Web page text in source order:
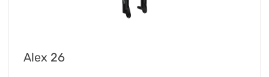
Alex 26